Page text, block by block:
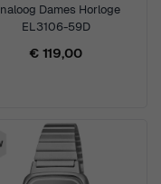
Dames Horloge
EL3106-59D
€ 119,00